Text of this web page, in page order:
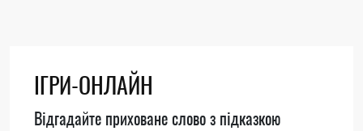
ІГРИ-ОНЛАЙН
Відгадайте приховане слово з підказкою